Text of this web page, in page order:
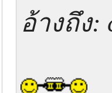
อ้างถึง: